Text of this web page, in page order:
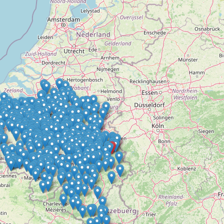
Doelloos
Ronde Van Flandriën
Dhr. Dries
Schapentocht
Het lossen van de kunst
Kerkstraten
7 rollen van Steven Seagal
Dodentocht
Redelijk slecht weer
In vogelvlucht